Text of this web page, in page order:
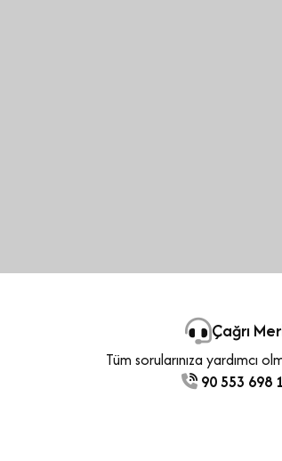
Çağrı
Tüm sorularınıza yardımcı
90 553 698